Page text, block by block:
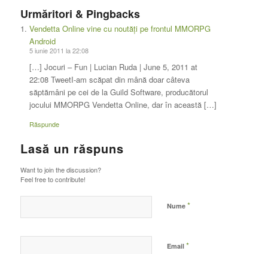
Urmăritori & Pingbacks
Vendetta Online vine cu noutăți pe frontul MMORPG
Android
5 iunie 2011 la 22:08
[…] Jocuri – Fun | Lucian Ruda | June 5, 2011 at
22:08 TweetI-am scăpat din mână doar câteva
săptămâni pe cei de la Guild Software, producătorul
jocului MMORPG Vendetta Online, dar în această […]
Răspunde
Lasă un răspuns
Want to join the discussion?
Feel free to contribute!
Nume *
Email *